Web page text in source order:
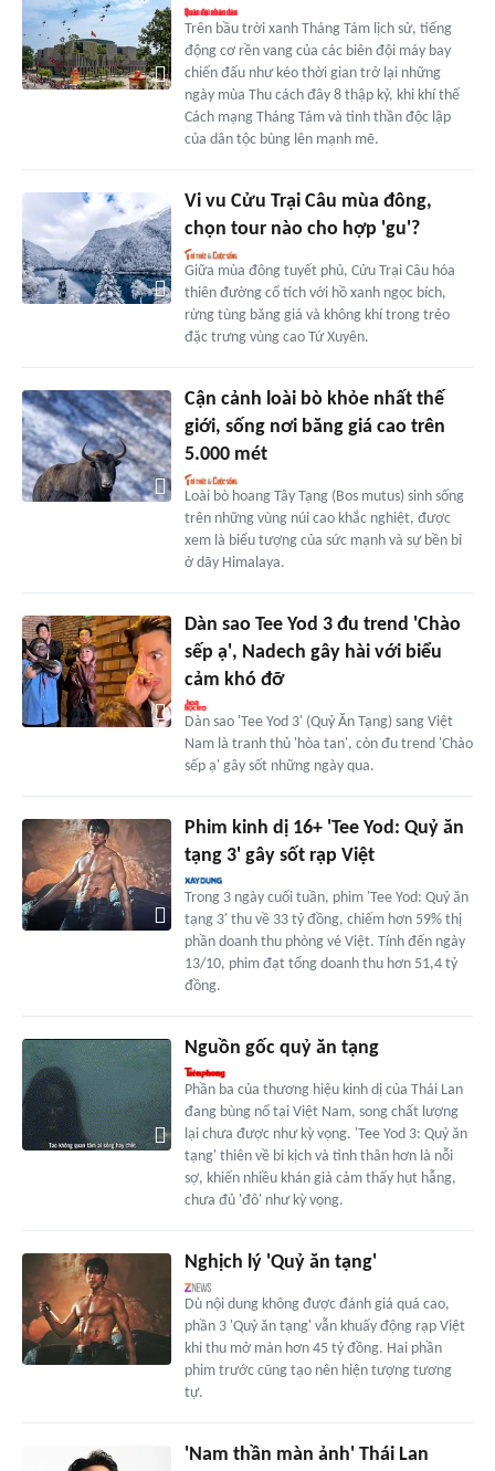
Trên bầu trời xanh Tháng Tám lịch sử, tiếng
động cơ rền vang của các biên đội máy bay
chiến đấu như kéo thời gian trở lại những
ngày mùa Thu cách đây 8 thập kỷ, khi khí thế
Cách mạng Tháng Tám và tinh thần độc lập
của dân tộc bùng lên mạnh mẽ.
Vi vu Cửu Trại Câu mùa đông,
chọn tour nào cho hợp 'gu'?
Giữa mùa đông tuyết phủ, Cửu Trại Câu hóa
thiên đường cổ tích với hồ xanh ngọc bích,
rừng tùng băng giá và không khí trong trẻo
đặc trưng vùng cao Tứ Xuyên.
Cận cảnh loài bò khỏe nhất thế
giới, sống nơi băng giá cao trên
5.000 mét
Loài bò hoang Tây Tạng (Bos mutus) sinh sống
trên những vùng núi cao khắc nghiệt, được
xem là biểu tượng của sức mạnh và sự bền bỉ
ở dãy Himalaya.
Dàn sao Tee Yod 3 đu trend 'Chào
sếp ạ', Nadech gây hài với biểu
cảm khó đỡ
Dàn sao 'Tee Yod 3' (Quỷ Ăn Tạng) sang Việt
Nam là tranh thủ 'hòa tan', còn đu trend 'Chào
sếp ạ' gây sốt những ngày qua.
Phim kinh dị 16+ 'Tee Yod: Quỷ ăn
tạng 3' gây sốt rạp Việt
Trong 3 ngày cuối tuần, phim 'Tee Yod: Quỷ ăn
tạng 3' thu về 33 tỷ đồng, chiếm hơn 59% thị
phần doanh thu phòng vé Việt. Tính đến ngày
13/10, phim đạt tổng doanh thu hơn 51,4 tỷ
đồng.
Nguồn gốc quỷ ăn tạng
Phần ba của thương hiệu kinh dị của Thái Lan
đang bùng nổ tại Việt Nam, song chất lượng
lại chưa được như kỳ vọng. 'Tee Yod 3: Quỷ ăn
tạng' thiên về bi kịch và tình thân hơn là nỗi
sợ, khiến nhiều khán giả cảm thấy hụt hẫng,
chưa đủ 'đô' như kỳ vọng.
Nghịch lý 'Quỷ ăn tạng'
Dù nội dung không được đánh giá quá cao,
phần 3 'Quỷ ăn tạng' vẫn khuấy động rạp Việt
khi thu mở màn hơn 45 tỷ đồng. Hai phần
phim trước cũng tạo nên hiện tượng tương
tự.
'Nam thần màn ảnh' Thái Lan